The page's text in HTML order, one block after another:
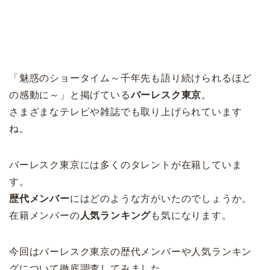
「魅惑のショータイム～千年先も語り続けられるほど
の感動に～」と掲げているバーレスク東京。
さまざまなテレビや雑誌でも取り上げられています
ね。
バーレスク東京には多くのタレントが在籍していま
す。
歴代メンバーにはどのような方がいたのでしょうか。
在籍メンバーの 人気ランキングも気になります。
今回はバーレスク東京の歴代メンバーや人気ランキン